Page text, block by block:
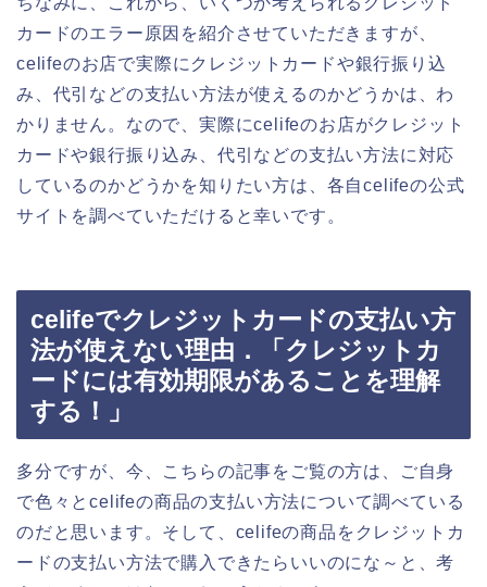
カードのエラー原因を紹介させていただきますが、
celifeのお店で実際にクレジットカードや銀行振り込
み、代引などの支払い方法が使えるのかどうかは、わ
かりません。なので、実際にcelifeのお店がクレジット
カードや銀行振り込み、代引などの支払い方法に対応
しているのかどうかを知りたい方は、各自celifeの公式
サイトを調べていただけると幸いです。
celifeでクレジットカードの支払い方
法が使えない理由．「クレジットカ
ードには有効期限があることを理解
する！」
多分ですが、今、こちらの記事をご覧の方は、ご自身
で色々とcelifeの商品の支払い方法について調べている
のだと思います。そして、celifeの商品をクレジットカ
ードの支払い方法で購入できたらいいのにな～と、考